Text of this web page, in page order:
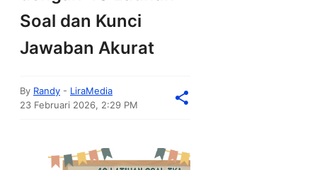
Soal dan Kunci
Jawaban Akurat
By Randy - LiraMedia
23 Februari 2026, 2:29 PM